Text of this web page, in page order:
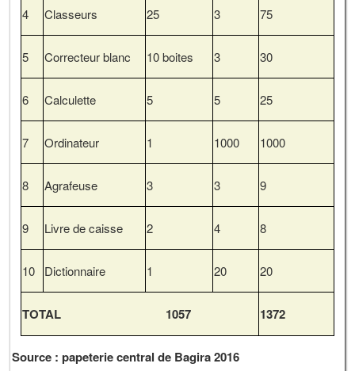
4 Classeurs 25 3 75
5 Correcteur blanc 10 boites 3 30
6 Calculette 5 5 25
7 Ordinateur 1 1000 1000
8 Agrafeuse 3 3 9
9 Livre de caisse 2 4 8
10 Dictionnaire 1 20 20
TOTAL 1057 1372
Source : papeterie central de Bagira 2016